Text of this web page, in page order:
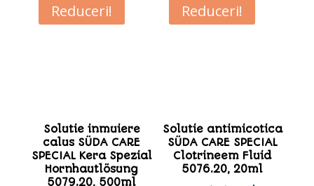
Reduceri!
Solutie inmuiere
calus SÜDA CARE
SPECIAL Kera Spezial
Hornhautlösung
5079.20, 500ml
Reduceri!
Solutie antimicotica
SÜDA CARE SPECIAL
Clotrineem Fluid
5076.20, 20ml